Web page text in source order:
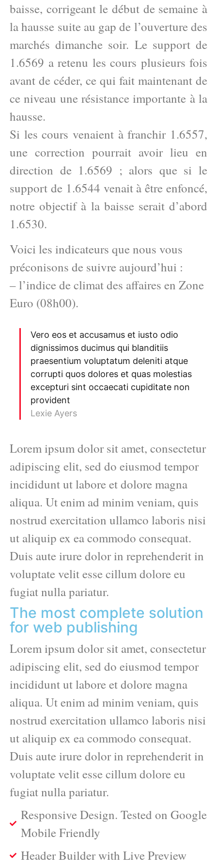
baisse, corrigeant le début de semaine à
la hausse suite au gap de l’ouverture des
marchés dimanche soir. Le support de
1.6569 a retenu les cours plusieurs fois
avant de céder, ce qui fait maintenant de
ce niveau une résistance importante à la
hausse.
Si les cours venaient à franchir 1.6557,
une correction pourrait avoir lieu en
direction de 1.6569 ; alors que si le
support de 1.6544 venait à être enfoncé,
notre objectif à la baisse serait d’abord
1.6530.
Voici les indicateurs que nous vous
préconisons de suivre aujourd’hui :
– l’indice de climat des affaires en Zone
Euro (08h00).
Vero eos et accusamus et iusto odio
dignissimos ducimus qui blanditiis
praesentium voluptatum deleniti atque
corrupti quos dolores et quas molestias
excepturi sint occaecati cupiditate non
provident
Lexie Ayers
Lorem ipsum dolor sit amet, consectetur
adipiscing elit, sed do eiusmod tempor
incididunt ut labore et dolore magna
aliqua. Ut enim ad minim veniam, quis
nostrud exercitation ullamco laboris nisi
ut aliquip ex ea commodo consequat.
Duis aute irure dolor in reprehenderit in
voluptate velit esse cillum dolore eu
fugiat nulla pariatur.
The most complete solution
for web publishing
Lorem ipsum dolor sit amet, consectetur
adipiscing elit, sed do eiusmod tempor
incididunt ut labore et dolore magna
aliqua. Ut enim ad minim veniam, quis
nostrud exercitation ullamco laboris nisi
ut aliquip ex ea commodo consequat.
Duis aute irure dolor in reprehenderit in
voluptate velit esse cillum dolore eu
fugiat nulla pariatur.
Responsive Design. Tested on Google
Mobile Friendly
Header Builder with Live Preview